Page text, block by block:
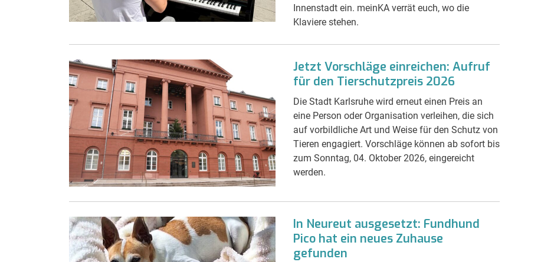
Innenstadt ein. meinKA verrät euch, wo die
Klaviere stehen.
Jetzt Vorschläge einreichen: Aufruf
für den Tierschutzpreis 2026
Die Stadt Karlsruhe wird erneut einen Preis an
eine Person oder Organisation verleihen, die sich
auf vorbildliche Art und Weise für den Schutz von
Tieren engagiert. Vorschläge können ab sofort bis
zum Sonntag, 04. Oktober 2026, eingereicht
werden.
In Neureut ausgesetzt: Fundhund
Pico hat ein neues Zuhause
gefunden